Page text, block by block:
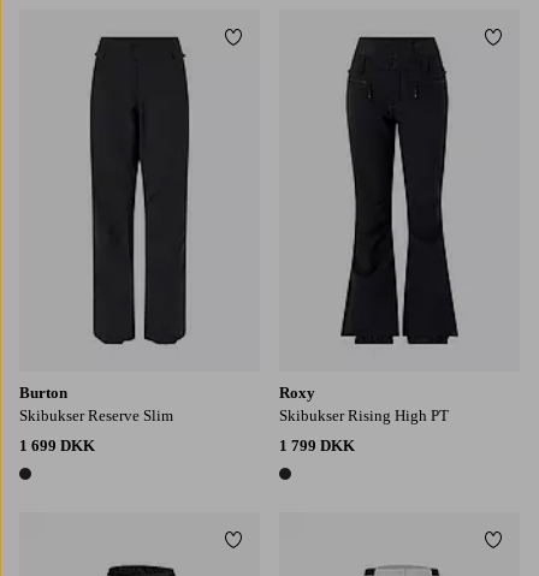
Burton
Skibukser Reserve Slim
1 699 DKK
1 farve
Tilføj til favoritter
Roxy
Skibukser Rising High PT
1 799 DKK
1 farve
Tilføj til favoritter